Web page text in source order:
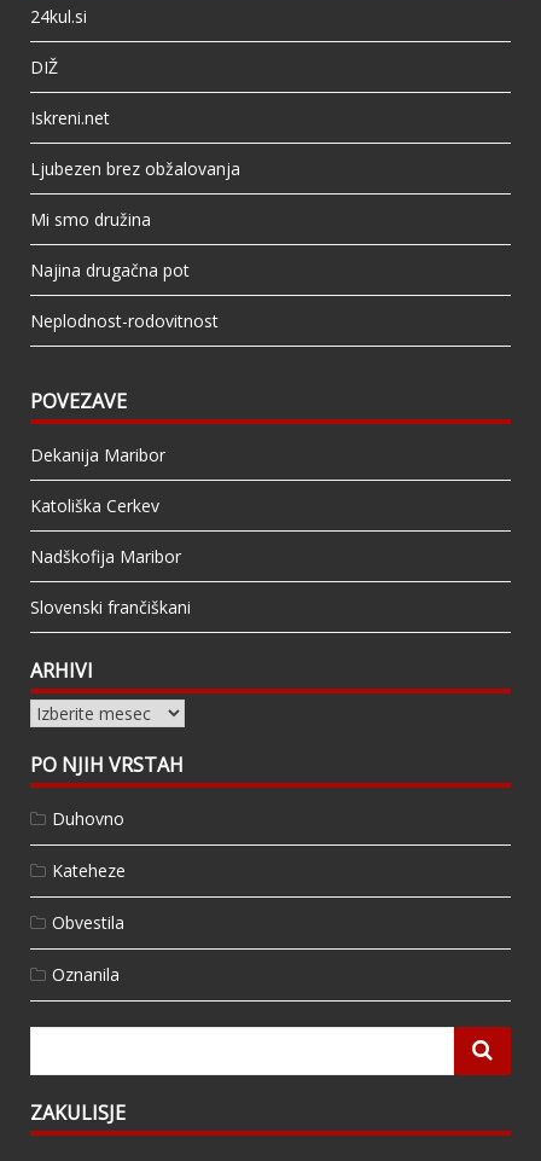
24kul.si
DIŽ
Iskreni.net
Ljubezen brez obžalovanja
Mi smo družina
Najina drugačna pot
Neplodnost-rodovitnost
POVEZAVE
Dekanija Maribor
Katoliška Cerkev
Nadškofija Maribor
Slovenski frančiškani
ARHIVI
Arhivi
PO NJIH VRSTAH
Duhovno
Kateheze
Obvestila
Oznanila
ZAKULISJE